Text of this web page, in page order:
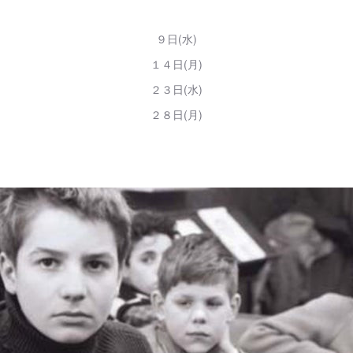
９日(水)
１４日(月)
２３日(水)
２８日(月)